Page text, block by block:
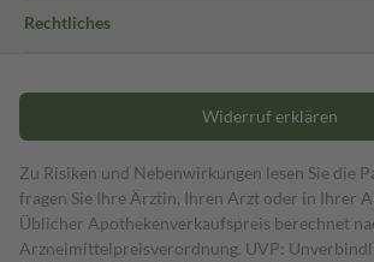
Rechtliches
Widerruf erklären
Zu Risiken und Nebenwirkungen lesen Sie die
fragen Sie Ihre Ärztin, Ihren Arzt oder in Ihrer
Üblicher Apothekenverkaufspreis berechnet
Arzneimittelpreisverordnung. UVP: